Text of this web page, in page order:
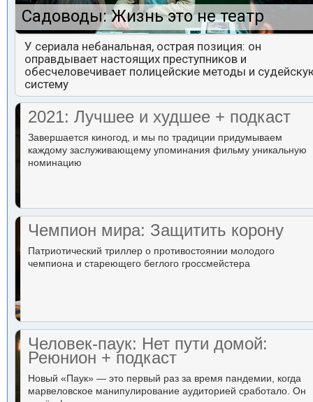
Садоводы: Жизнь это не театр
У сериала небанальная, острая позиция: он
оправдывает настоящих преступников и
обесчеловечивает полицейские методы и
систему
2021: Лучшее и худшее + подкаст
Завершается киногод, и мы по традиции придумываем
каждому заслуживающему упоминания фильму уникальную
номинацию
Чемпион мира: Защитить корону
Патриотический триллер о противостоянии молодого
чемпиона и стареющего беглого гроссмейстера
Человек-паук: Нет пути домой:
Реюнион + подкаст
Новый «Паук» — это первый раз за время пандемии, когда
марвеловское манипулирование аудиторией сработало. Он